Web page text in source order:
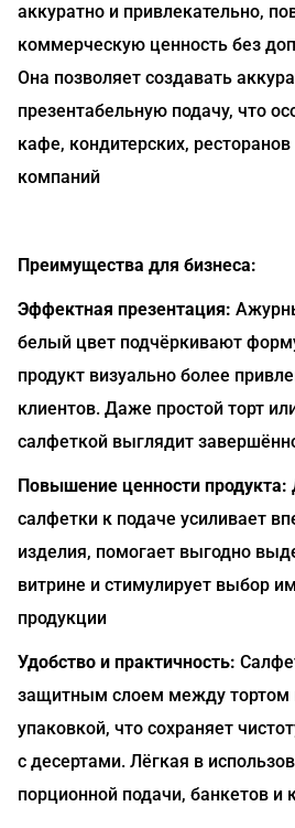
аккуратно и привлекательно,
коммерческую ценность без
Она позволяет создавать
презентабельную подачу, что
кафе, кондитерских,
компаний
Преимущества для бизнеса:
Эффектная презентация:
белый цвет подчёркивают
продукт визуально более
клиентов. Даже простой торт
салфеткой выглядит
Повышение ценности продукта:
салфетки к подаче усиливает
изделия, помогает выгодно
витрине и стимулирует выбор
продукции
Удобство и практичность:
защитным слоем между тортом
упаковкой, что сохраняет
с десертами. Лёгкая в
порционной подачи, банкетов и